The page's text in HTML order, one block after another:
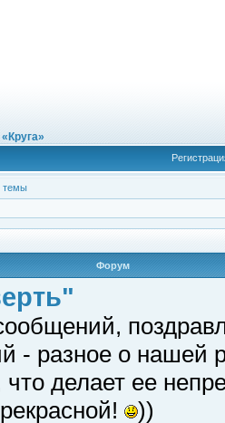
темы
Форум
- разное о нашей
делает ее
))